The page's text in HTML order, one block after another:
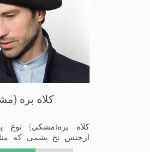
کلاه بره
کلاه بره(مشکی) نوع
ازجنس نخ پشمی که
ازکلاه است شیک و